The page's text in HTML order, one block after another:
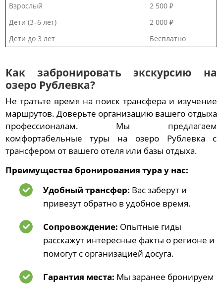
Взрослый
2 500 ₽
Дети (3–6 лет)
2 000 ₽
Дети до 3 лет
Бесплатно
Как забронировать экскурсию на
озеро Рублевка?
Не тратьте время на поиск трансфера и изучение
маршрутов. Доверьте организацию вашего отдыха
профессионалам. Мы предлагаем
комфортабельные туры на озеро Рублевка с
трансфером от вашего отеля или базы отдыха.
Преимущества бронирования тура у нас:
Удобный трансфер: Вас заберут и
привезут обратно в удобное время.
Сопровождение: Опытные гиды
расскажут интересные факты о регионе и
помогут с организацией досуга.
Гарантия места: Мы заранее бронируем